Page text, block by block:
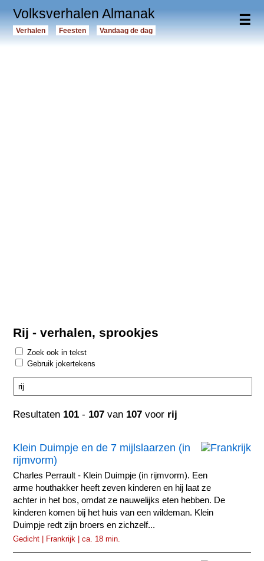
☰
Volksverhalen Almanak
Verhalen Feesten Vandaag de dag
Rij - verhalen, sprookjes
Zoek ook in tekst
Gebruik jokertekens
Resultaten 101 - 107 van 107 voor rij
Klein Duimpje en de 7 mijlslaarzen (in
rijmvorm)
Charles Perrault - Klein Duimpje (in rijmvorm). Een
arme houthakker heeft zeven kinderen en hij laat ze
achter in het bos, omdat ze nauwelijks eten hebben. De
kinderen komen bij het huis van een wildeman. Klein
Duimpje redt zijn broers en zichzelf...
Gedicht | Frankrijk | ca. 18 min.